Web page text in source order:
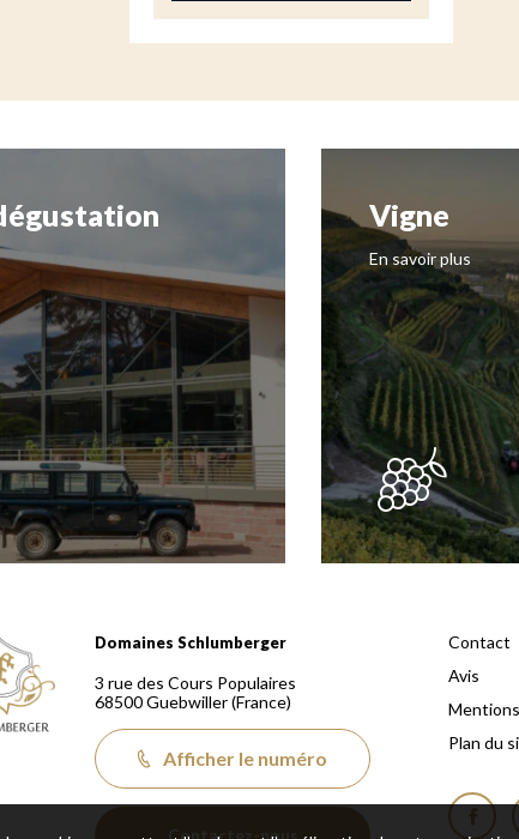
Vigne
En savoir plus
Vignerons 100% récoltants depuis 1810
Domaines Schlumberger
3 rue des Cours Populaires
68500Guebwiller(France)
Afficher le numéro
Contactez-nous
Contact
Avis
Plan du